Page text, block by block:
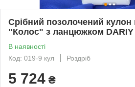
Срібний позолочений кулон
"Колос" з ланцюжком DARIY
В наявності
Код: 019-9 кул
Роздріб
5 724 ₴